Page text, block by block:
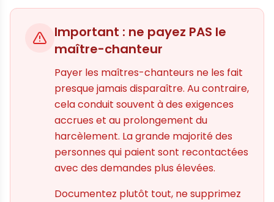
Important : ne payez PAS le
maître-chanteur
Payer les maîtres-chanteurs ne les fait
presque jamais disparaître. Au contraire,
cela conduit souvent à des exigences
accrues et au prolongement du
harcèlement. La grande majorité des
personnes qui paient sont recontactées
avec des demandes plus élevées.
Documentez plutôt tout, ne supprimez